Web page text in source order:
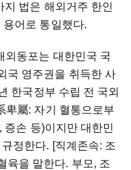
지 법은 해외거주 한인
어로 통일했다.
외동포는 대한민국 국
국 영주권을 취득한 사
한국정부 수립 전 국외
卑屬: 자기 혈통으로부
손 등)이지만 대한민
정한다. [직계존속: 조
육을 말한다. 부모, 조